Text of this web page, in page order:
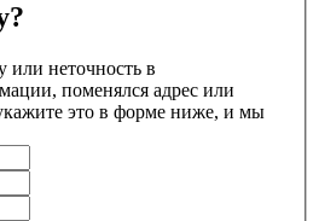
неточность в
поменялся адрес или
это в форме ниже, и мы